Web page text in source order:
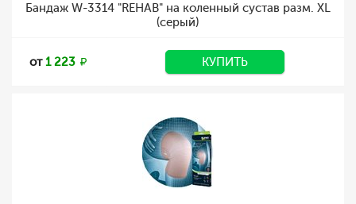
Бандаж W-3314 "REHAB" на коленный сустав разм. XL
(серый)
от1 223 КУПИТЬ